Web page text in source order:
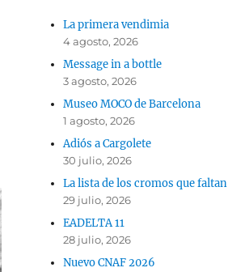
La primera vendimia
4 agosto, 2026
Message in a bottle
3 agosto, 2026
Museo MOCO de Barcelona
1 agosto, 2026
Adiós a Cargolete
30 julio, 2026
La lista de los cromos que faltan
29 julio, 2026
EADELTA 11
28 julio, 2026
Nuevo CNAF 2026